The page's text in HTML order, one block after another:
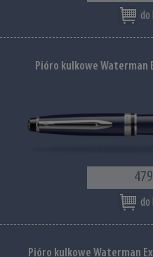
do
Pióro kulkowe Waterman
do
Pióro kulkowe Waterman